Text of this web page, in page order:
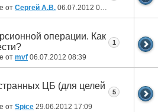
от Сергей А.В. 06.07.2012 09:35
операции. Как
от mvf 06.07.2012 08:39
1
ЦБ (для целей
от Spice 29.06.2012 17:09
5